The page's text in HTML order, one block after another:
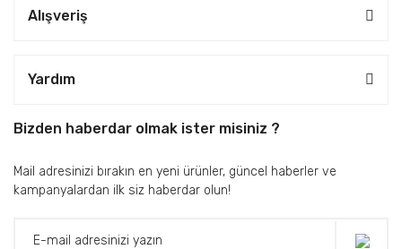
Alışveriş
Yardım
Bizden haberdar olmak ister misiniz ?
Mail adresinizi bırakın en yeni ürünler, güncel haberler ve
kampanyalardan ilk siz haberdar olun!